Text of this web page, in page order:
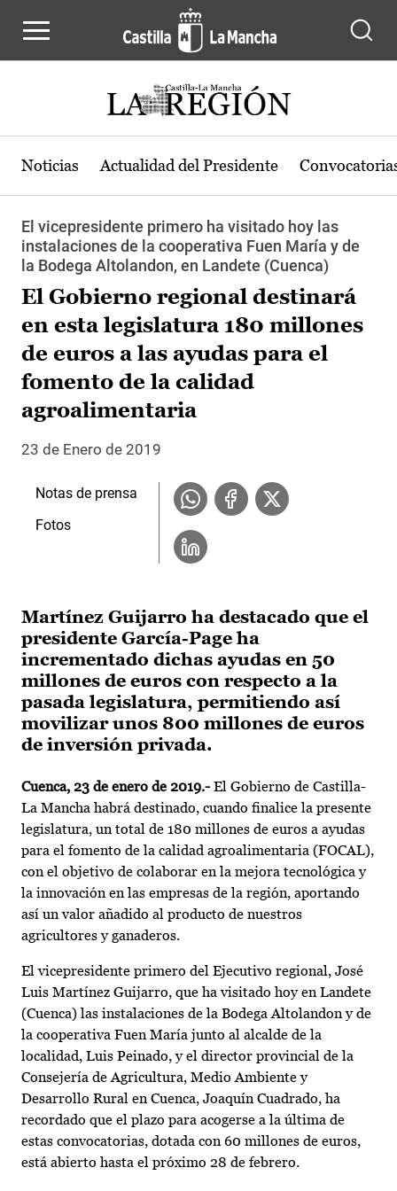
Noticias Actualidad del Presidente
El vicepresidente primero ha visitado hoy las
instalaciones de la cooperativa Fuen María y de
la Bodega Altolandon, en Landete (Cuenca)
El Gobierno regional destinará
en esta legislatura 180 millones
de euros a las ayudas para el
fomento de la calidad
agroalimentaria
23 de Enero de 2019
Martínez Guijarro ha destacado que el
presidente García-Page ha
incrementado dichas ayudas en 50
millones de euros con respecto a la
pasada legislatura, permitiendo así
movilizar unos 800 millones de euros
de inversión privada.
Cuenca, 23 de enero de 2019.- El Gobierno de Castilla-
La Mancha habrá destinado, cuando finalice la presente
legislatura, un total de 180 millones de euros a ayudas
para el fomento de la calidad agroalimentaria (FOCAL),
con el objetivo de colaborar en la mejora tecnológica y
la innovación en las empresas de la región, aportando
así un valor añadido al producto de nuestros
agricultores y ganaderos.
El vicepresidente primero del Ejecutivo regional, José
Luis Martínez Guijarro, que ha visitado hoy en Landete
(Cuenca) las instalaciones de la Bodega Altolandon y de
la cooperativa Fuen María junto al alcalde de la
localidad, Luis Peinado, y el director provincial de la
Consejería de Agricultura, Medio Ambiente y
Desarrollo Rural en Cuenca, Joaquín Cuadrado, ha
recordado que el plazo para acogerse a la última de
estas convocatorias, dotada con 60 millones de euros,
está abierto hasta el próximo 28 de febrero.
Notas de prensa
Fotos